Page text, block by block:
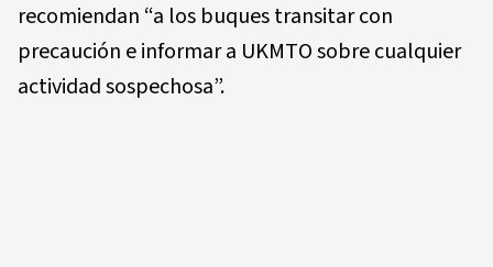
recomiendan “a los buques transitar con
precaución e informar a UKMTO sobre cualquier
actividad sospechosa”.